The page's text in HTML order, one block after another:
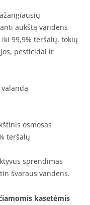
aukštą vandens
99,9% teršalų, tokių
pesticidai ir
osmosas
teršalų
sprendimas
švaraus vandens.
kasetėmis